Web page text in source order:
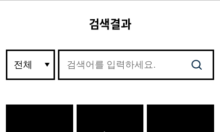
검색결과